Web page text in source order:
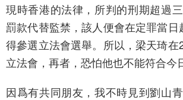
現時香港的法律，所判的刑期超過
罰款代替監禁，該人便會在定罪當日
得參選立法會選舉。所以，梁天琦在
立法會，再者，恐怕他也不能符合今
因爲有共同朋友，我不時見到劉山